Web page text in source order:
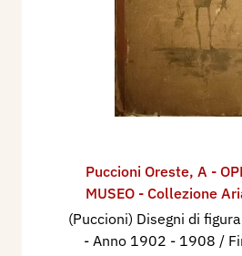
Puccioni Oreste, A -
MUSEO - Collezione
(Puccioni) Disegni di
- Anno 1902 - 1908 /